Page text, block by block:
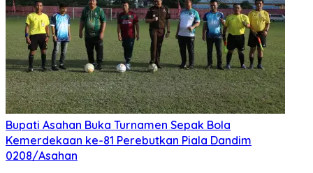
Bupati Asahan Buka Turnamen Sepak Bola
Kemerdekaan ke-81 Perebutkan Piala Dandim
0208/Asahan